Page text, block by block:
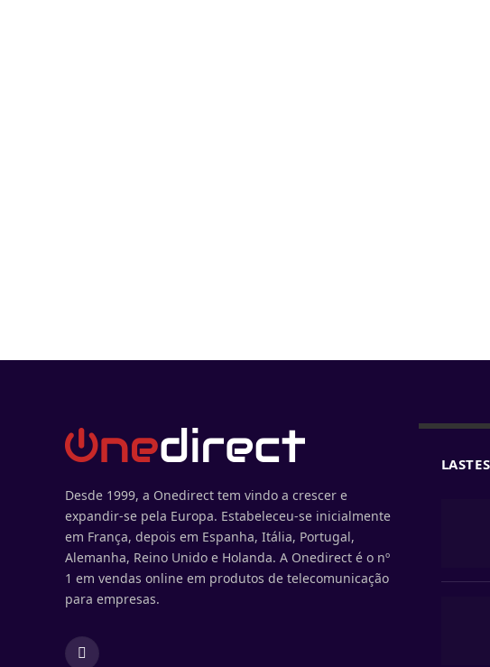
Desde 1999, a Onedirect tem vindo a crescer e
expandir-se pela Europa. Estabeleceu-se inicialmente
em França, depois em Espanha, Itália, Portugal,
Alemanha, Reino Unido e Holanda. A Onedirect é o nº
1 em vendas online em produtos de telecomunicação
para empresas.
Facebook